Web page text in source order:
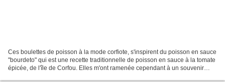
Ces boulettes de poisson à la mode corfiote, s'inspirent du poisson en sauce
"bourdeto" qui est une recette traditionnelle de poisson en sauce à la tomate
épicée, de l'île de Corfou. Elles m'ont ramenée cependant à un souvenir